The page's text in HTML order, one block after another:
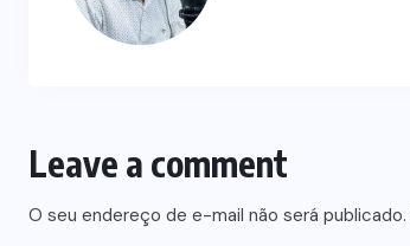
Leave a comment
O seu endereço de e-mail não será publicado.